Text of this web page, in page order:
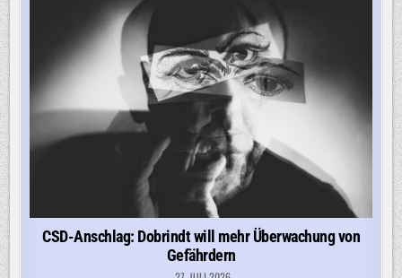
AUF
FREIEM
FUSS?
CSD-Anschlag: Dobrindt will mehr Überwachung von
Gefährdern